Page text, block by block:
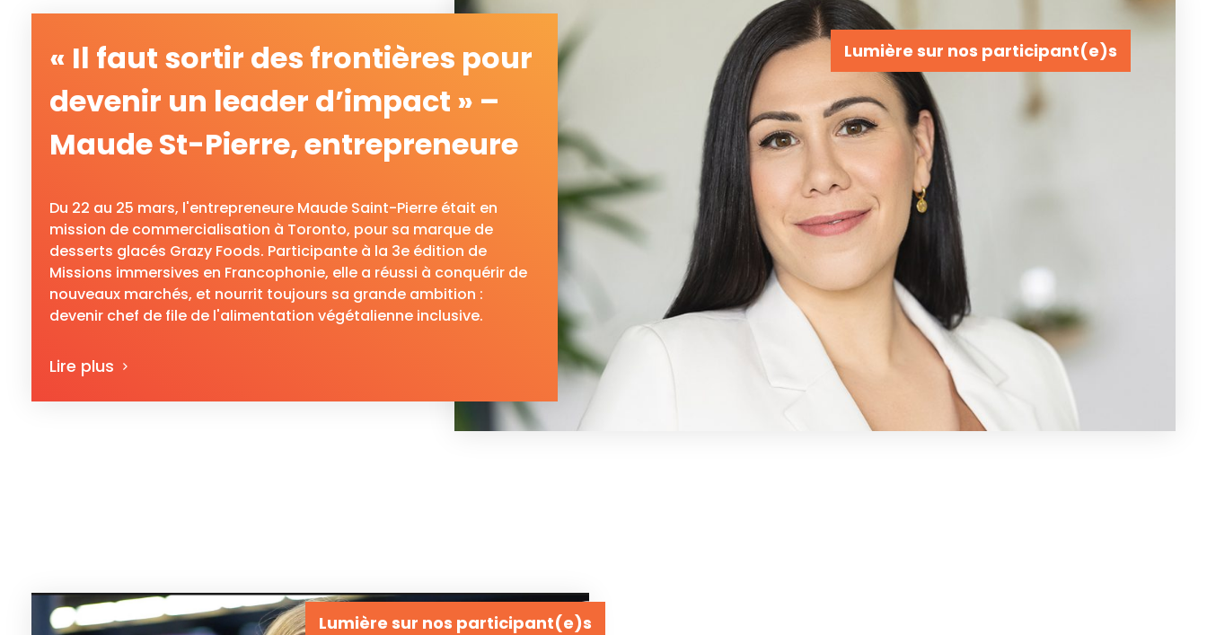
Lumière sur nos participant(e)s
« Il faut sortir des frontières pour
devenir un leader d’impact » –
Maude St-Pierre, entrepreneure
Du 22 au 25 mars, l'entrepreneure Maude Saint-Pierre était en
mission de commercialisation à Toronto, pour sa marque de
desserts glacés Grazy Foods. Participante à la 3e édition de
Missions immersives en Francophonie, elle a réussi à conquérir de
nouveaux marchés, et nourrit toujours sa grande ambition :
devenir chef de file de l'alimentation végétalienne inclusive.
Lire plus
Lumière sur nos participant(e)s